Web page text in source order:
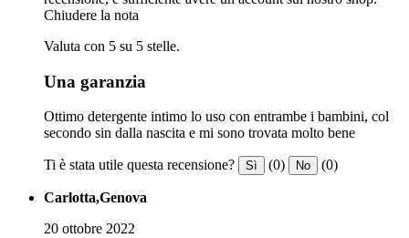
Chiudere la nota
Valuta con 5 su 5 stelle.
Una garanzia
Ottimo detergente intimo lo uso con entrambe i bambini, col
secondo sin dalla nascita e mi sono trovata molto bene
Ti è stata utile questa recensione? Sì (0) No (0)
Carlotta,Genova
20 ottobre 2022